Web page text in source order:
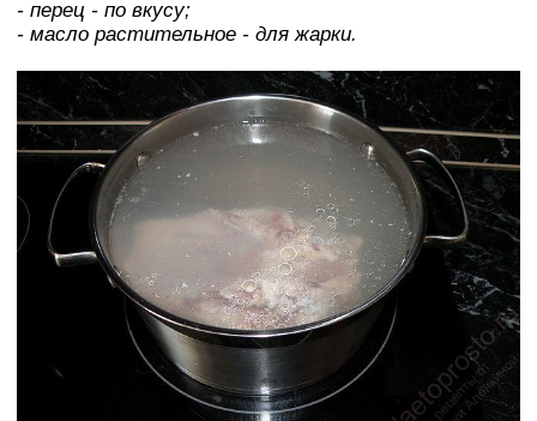
- перец - по вкусу;
- масло растительное - для жарки.